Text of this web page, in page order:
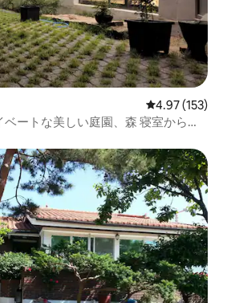
レビュー153
4.97 (153)
な美しい庭園、森 寝室から夜